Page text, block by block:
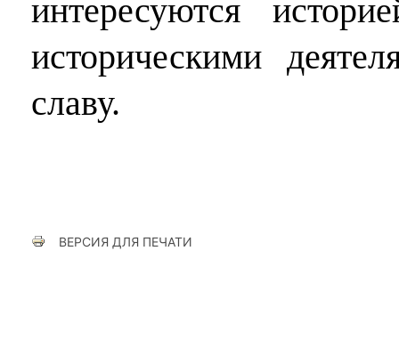
интересуются
историческими
славу.
ВЕРСИЯ ДЛЯ ПЕЧАТИ